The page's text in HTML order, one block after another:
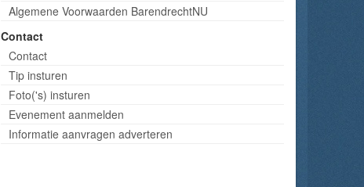
Algemene Voorwaarden BarendrechtNU
Contact
Contact
Tip insturen
Foto('s) insturen
Evenement aanmelden
Informatie aanvragen adverteren